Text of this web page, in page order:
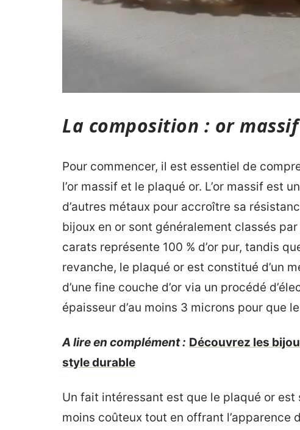
La composition : or
Pour commencer, il est essentiel de
l’or massif et le plaqué or. L’or massif est
d’autres métaux pour accroître sa
bijoux en or sont généralement classés
carats représente 100 % d’or pur, tandis
revanche, le plaqué or est constitué d’un
d’une fine couche d’or via un procédé
épaisseur d’au moins 3 microns pour que
A lire en complément : Découvrez les
style durable
Un fait intéressant est que le plaqué or
moins coûteux tout en offrant l’apparence